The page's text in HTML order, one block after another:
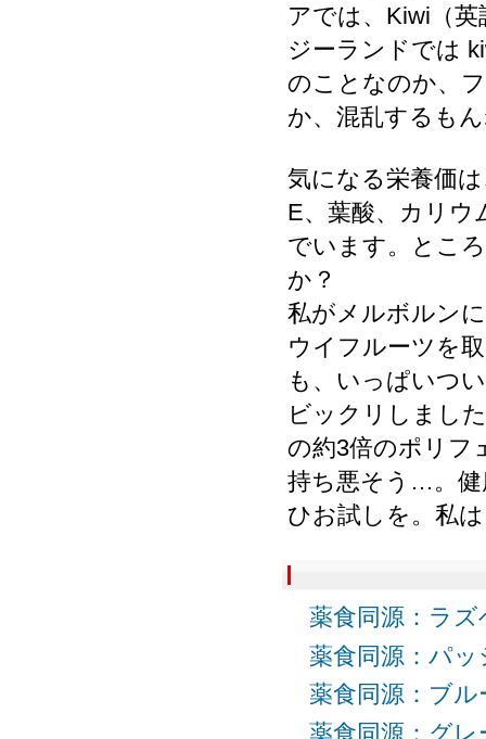
アでは、Kiwi（
ジーランドでは
のことなのか、
か、混乱するも
気になる栄養価
E、葉酸、カリウ
でいます。とこ
か？
私がメルボルン
ウイフルーツを
も、いっぱいつ
ビックリしまし
の約3倍のポリフ
持ち悪そう…。健
ひお試しを。私
薬食同源：ラ
薬食同源：パ
薬食同源：ブ
薬食同源：グ